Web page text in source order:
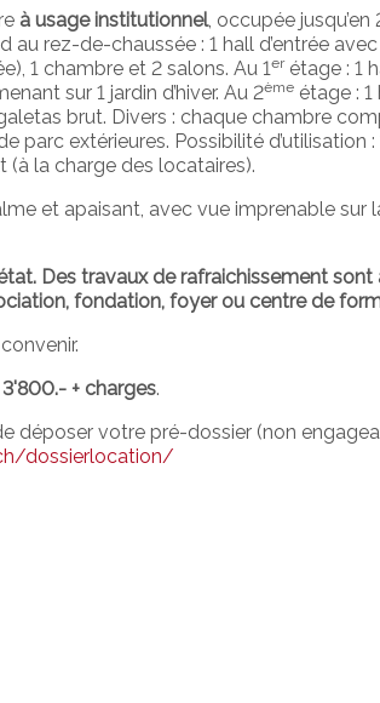
à usage institutionnel, occupée
au rez-de-chaussée : 1 hall d’entrée
1 chambre et 2 salons. Au 1erétage : 1
sur 1 jardin d’hiver. Au 2ème étage :
brut. Divers : chaque chambre
parc extérieures. Possibilité d’utilisation
(à la charge des locataires).
et apaisant, avec vue imprenable sur
Des travaux de rafraichissement sont
fondation, foyer ou centre de
3'800.- + charges.
déposer votre pré-dossier (non
dossierlocation/